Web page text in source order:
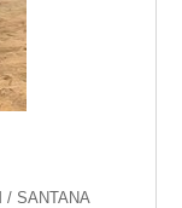
/ SANTANA